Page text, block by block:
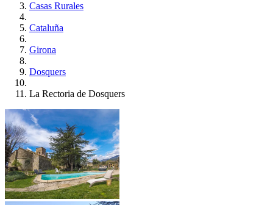
Casas Rurales
Cataluña
Girona
Dosquers
La Rectoria de Dosquers